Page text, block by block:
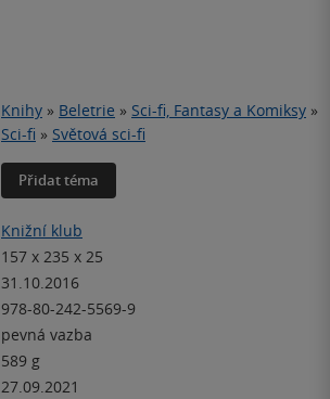
Knihy » Beletrie » Sci-fi, Fantasy a Komiksy »
Sci-fi » Světová sci-fi
Přidat téma
Knižní klub
157 x 235 x 25
31.10.2016
978-80-242-5569-9
pevná vazba
589 g
27.09.2021